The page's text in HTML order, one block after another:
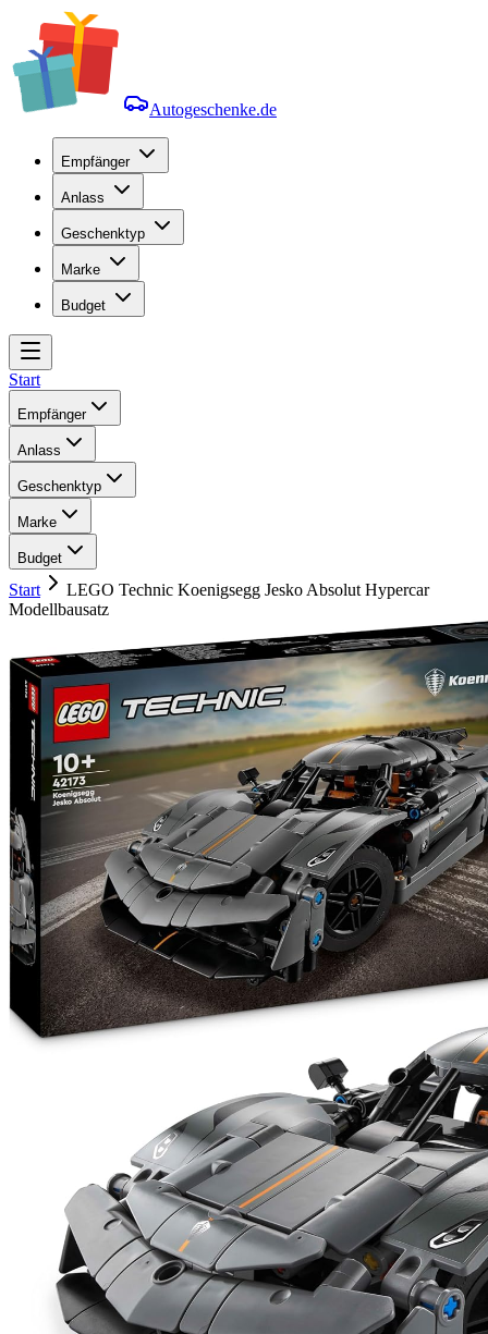
Autogeschenke.de
Empfänger
Anlass
Geschenktyp
Marke
Budget
Start
Empfänger
Anlass
Geschenktyp
Marke
Budget
Start
LEGO Technic Koenigsegg Jesko Absolut Hypercar
Modellbausatz